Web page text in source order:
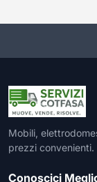
Mobili,
prezzi convenienti.
Conoscici